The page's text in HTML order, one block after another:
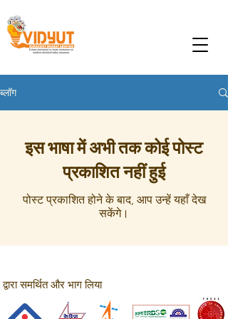
ब्लॉग
इस भाषा में अभी तक कोई पोस्ट
प्रकाशित नहीं हुई
पोस्ट प्रकाशित होने के बाद, आप उन्हें यहाँ देख
सकेंगे।
द्वारा समर्थित और भाग लिया